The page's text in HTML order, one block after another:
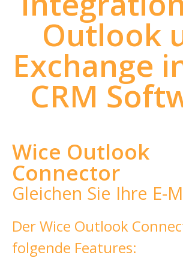
Outlook
Exchange
CRM
Wice Outlook
Connector
Gleichen Sie Ihre E-
Der Wice Outlook
folgende Features: